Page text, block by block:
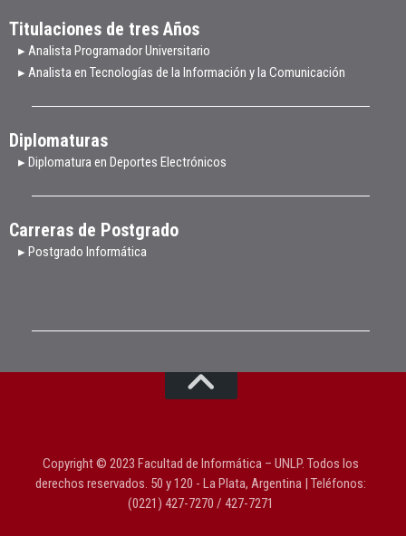
Titulaciones de tres Años
▸ Analista Programador Universitario
▸ Analista en Tecnologías de la Información y la Comunicación
Diplomaturas
▸ Diplomatura en Deportes Electrónicos
Carreras de Postgrado
▸ Postgrado Informática
Copyright © 2023 Facultad de Informática – UNLP. Todos los
derechos reservados. 50 y 120 - La Plata, Argentina | Teléfonos:
(0221) 427-7270 / 427-7271